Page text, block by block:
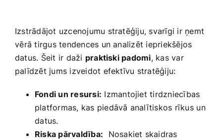
Izstrādājot uzcenojumu stratēģiju, ‍svarīgi ‌ir ņemt
⁤vērā tirgus tendences​ un analizēt ​iepriekšējos
‌datus. Šeit ir daži praktiski padomi, kas var
palīdzēt jums izveidot efektīvu ​stratēģiju:
Fondi un ‌resursi: Izmantojiet tirdzniecības
platformas, kas piedāvā analītiskos rīkus⁤ un
⁤datus.
Riska pārvaldība: ​ Nosakiet skaidras